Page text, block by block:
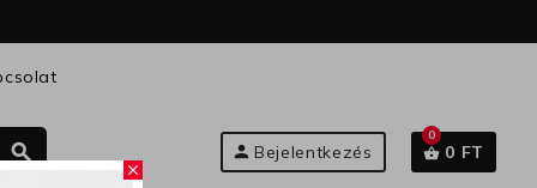
search person Bejelentkezés shopping_basket
0
0 FT
close